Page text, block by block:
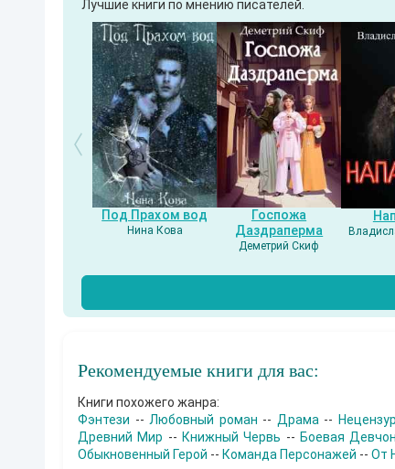
Лучшие книги по мнению писателей.
Под Прахом вод
Нина Кова
Госпожа
Даздраперма
Деметрий Скиф
Рекомендуемые книги для вас:
Книги похожего жанра:
Фэнтези -- Любовный роман -- Драма --
Древний Мир -- Книжный Червь -- Боевая
Обыкновенный Герой -- Команда Персонажей -- От